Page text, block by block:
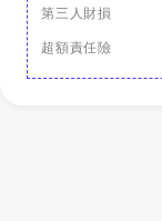
第三人財損
超額責任險